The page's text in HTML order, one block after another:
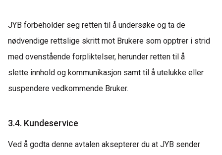
JYB forbeholder seg retten til å undersøke og ta de
nødvendige rettslige skritt mot Brukere som opptrer i strid
med ovenstående forpliktelser, herunder retten til å
slette innhold og kommunikasjon samt til å utelukke eller
suspendere vedkommende Bruker.
3.4. Kundeservice
Ved å godta denne avtalen aksepterer du at JYB sender